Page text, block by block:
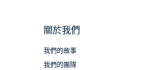
關於我們
我們的故事
我們的團隊